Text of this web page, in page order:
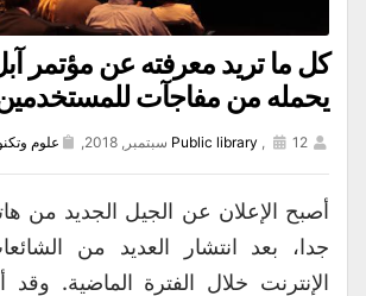
كل ما تريد معرفته عن مؤتمر
يحمله من مفاجآت
Public library , 12 سبتمبر, 2018, علوم
أصبح الإعلان عن الجيل الجديد من
جدا، بعد انتشار العديد من
الإنترنت خلال الفترة الماضية. وقد